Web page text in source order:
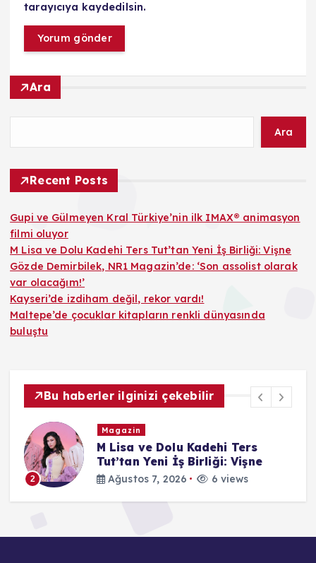
tarayıcıya kaydedilsin.
Ara
Ara
Recent Posts
Gupi ve Gülmeyen Kral Türkiye’nin ilk IMAX® animasyon
filmi oluyor
M Lisa ve Dolu Kadehi Ters Tut’tan Yeni İş Birliği: Vişne
Gözde Demirbilek, NR1 Magazin’de: ‘Son assolist olarak
var olacağım!’
Kayseri’de izdiham değil, rekor vardı!
Maltepe’de çocuklar kitapların renkli dünyasında
buluştu
Bu haberler ilginizi çekebilir
2
Magazin
M Lisa ve Dolu Kadehi Ters
Tut’tan Yeni İş Birliği: Vişne
Ağustos 7, 2026 6 views